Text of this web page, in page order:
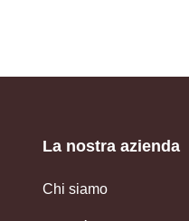
La nostra azienda
Chi siamo